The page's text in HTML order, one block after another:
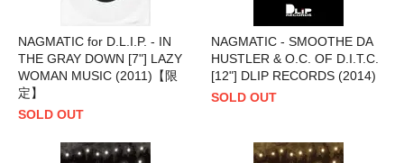
NAGMATIC for D.L.I.P. - IN
THE GRAY DOWN [7"] LAZY
WOMAN MUSIC (2011)【限
定】
SOLD OUT
NAGMATIC - SMOOTHE DA
HUSTLER & O.C. OF D.I.T.C.
[12"] DLIP RECORDS (2014)
SOLD OUT